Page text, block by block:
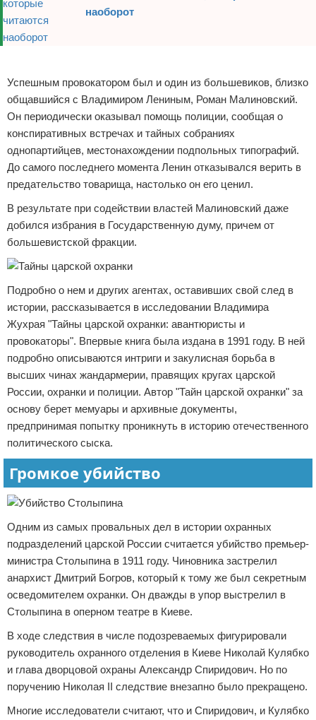
наоборот
Успешным провокатором был и один из большевиков, близко
общавшийся с Владимиром Лениным, Роман Малиновский.
Он периодически оказывал помощь полиции, сообщая о
конспиративных встречах и тайных собраниях
однопартийцев, местонахождении подпольных типографий.
До самого последнего момента Ленин отказывался верить в
предательство товарища, настолько он его ценил.
В результате при содействии властей Малиновский даже
добился избрания в Государственную думу, причем от
большевистской фракции.
Подробно о нем и других агентах, оставивших свой след в
истории, рассказывается в исследовании Владимира
Жухрая "Тайны царской охранки: авантюристы и
провокаторы". Впервые книга была издана в 1991 году. В ней
подробно описываются интриги и закулисная борьба в
высших чинах жандармерии, правящих кругах царской
России, охранки и полиции. Автор "Тайн царской охранки" за
основу берет мемуары и архивные документы,
предпринимая попытку проникнуть в историю отечественного
политического сыска.
Громкое убийство
Одним из самых провальных дел в истории охранных
подразделений царской России считается убийство премьер-
министра Столыпина в 1911 году. Чиновника застрелил
анархист Дмитрий Богров, который к тому же был секретным
осведомителем охранки. Он дважды в упор выстрелил в
Столыпина в оперном театре в Киеве.
В ходе следствия в числе подозреваемых фигурировали
руководитель охранного отделения в Киеве Николай Кулябко
и глава дворцовой охраны Александр Спиридович. Но по
поручению Николая II следствие внезапно было прекращено.
Многие исследователи считают, что и Спиридович, и Кулябко